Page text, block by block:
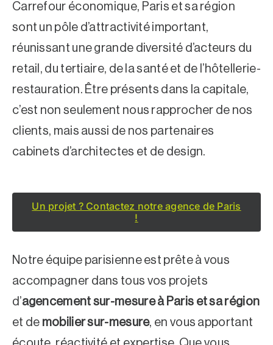
Carrefour économique, Paris et sa région
sont un pôle d’attractivité important,
réunissant une grande diversité d’acteurs du
retail, du tertiaire, de la santé et de l’hôtellerie-
restauration. Être présents dans la capitale,
c’est non seulement nous rapprocher de nos
clients, mais aussi de nos partenaires
cabinets d’architectes et de design.
Un projet ? Contactez notre agence de Paris
!
Notre équipe parisienne est prête à vous
accompagner dans tous vos projets
d’agencement sur-mesure à Paris et sa région
et de mobilier sur-mesure, en vous apportant